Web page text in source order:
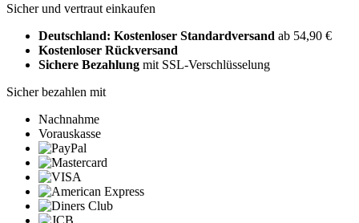
Sicher und vertraut einkaufen
Deutschland: Kostenloser Standardversand ab 54,90 €
Kostenloser Rückversand
Sichere Bezahlung mit SSL-Verschlüsselung
Sicher bezahlen mit
Nachnahme
Vorauskasse